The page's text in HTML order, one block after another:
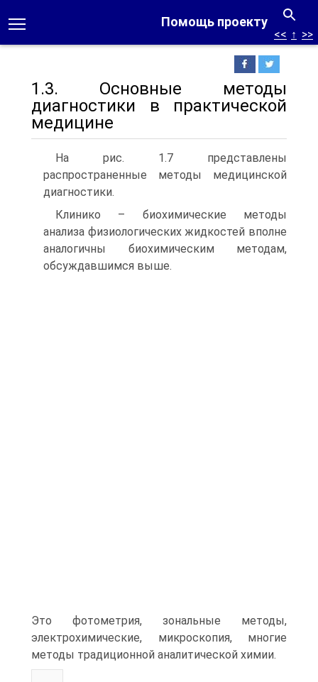
Помощь проекту
<< ↑ >>
1.3. Основные методы
диагностики в практической
медицине
На рис. 1.7 представлены
распространенные методы медицинской
диагностики.
Клинико – биохимические методы
анализа физиологических жидкостей вполне
аналогичны биохимическим методам,
обсуждавшимся выше.
Это фотометрия, зональные методы,
электрохимические, микроскопия, многие
методы традиционной аналитической химии.